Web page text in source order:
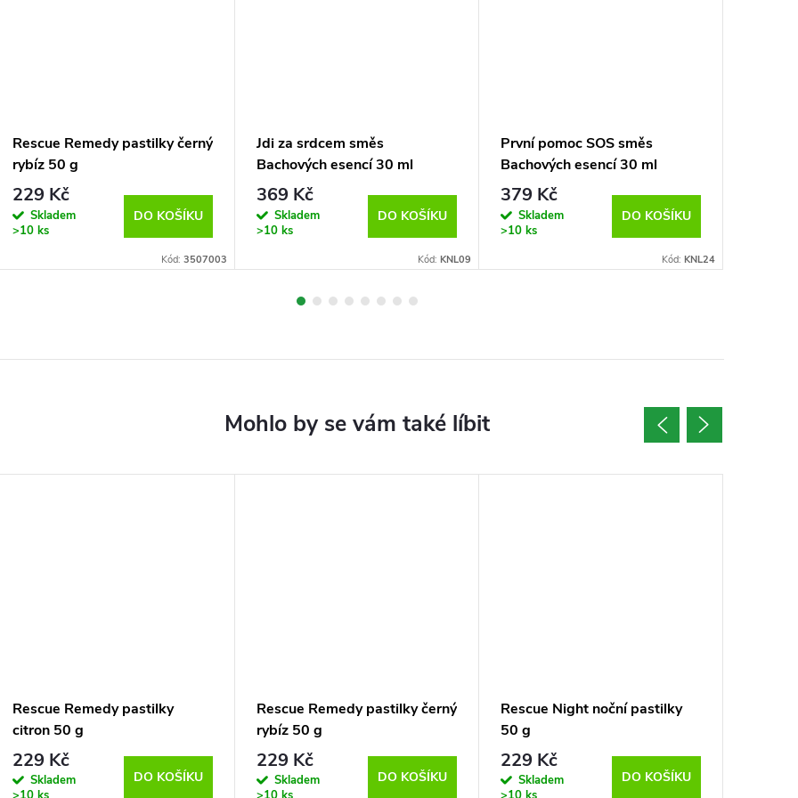
Rescue Remedy pastilky černý
rybíz 50 g
229 Kč
Skladem
>10 ks
DO KOŠÍKU
Kód: 3507003
Jdi za srdcem směs
Bachových esencí 30 ml
369 Kč
Skladem
>10 ks
DO KOŠÍKU
Kód: KNL09
První pomoc SOS směs
Bachových esencí 30 ml
379 Kč
Skladem
>10 ks
DO KOŠÍKU
Kód: KNL24
Rescue Remedy pastilky
citron 50 g
229 Kč
Skladem
DO KOŠÍKU
Rescue Remedy pastilky černý
rybíz 50 g
229 Kč
Skladem
DO KOŠÍKU
Rescue Night noční pastilky
50 g
229 Kč
Skladem
DO KOŠÍKU